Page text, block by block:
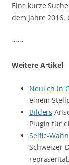
Eine kurze
dem Jahre 2016.
~~~
Weitere Artikel
Neulich in
einem
Bilders
Plugin für
Selfie-Wahn
Schweizer